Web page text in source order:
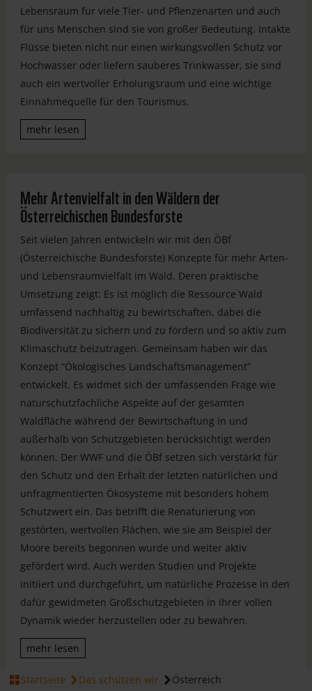
Lebensraum für viele Tier- und Pflenzenarten und auch
für uns Menschen sind sie von großer Bedeutung. Intakte
Flüsse bieten nicht nur einen wirkungsvollen Schutz vor
Hochwasser oder liefern sauberes Trinkwasser, sie sind
auch ein wertvoller Erholungsraum und eine wichtige
Einnahmequelle für den Tourismus.
mehr lesen
Mehr Artenvielfalt in den Wäldern der
Österreichischen Bundesforste
Seit vielen Jahren entwickeln wir mit den ÖBf
(Österreichische Bundesforste) Konzepte für mehr Arten-
und Lebensraumvielfalt im Wald. Deren praktische
Umsetzung zeigt: Es ist möglich die Ressource Wald
umfassend nachhaltig zu bewirtschaften, dabei die
Biodiversität zu sichern und zu fördern und so aktiv zum
Klimaschutz beizutragen. Gemeinsam haben wir das
Konzept “Ökologisches Landschaftsmanagement”
entwickelt. Es widmet sich der umfassenden Frage wie
naturschutzfachliche Aspekte auf der gesamten
Waldfläche während der Bewirtschaftung in und
außerhalb von Schutzgebieten berücksichtigt werden
können. Der WWF und die ÖBf setzen sich verstärkt für
den Schutz und den Erhalt der letzten natürlichen und
unfragmentierten Ökosysteme mit besonders hohem
Schutzwert ein. Das betrifft die Renaturierung von
gestörten, wertvollen Flächen, wie sie am Beispiel der
Moore bereits begonnen wurde und weiter aktiv
gefördert wird. Auch werden Studien und Projekte
initiiert und durchgeführt, um natürliche Prozesse in den
dafür gewidmeten Großschutzgebieten in ihrer vollen
Dynamik wieder herzustellen oder zu bewahren.
mehr lesen
Startseite Das schützen wir Österreich